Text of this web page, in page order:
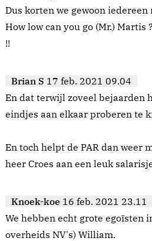
Dus korten we gewoon iedereen
How low can you go (Mr.) Martis
!!
Brian S 17 feb. 2021 09.04
En dat terwijl zoveel bejaarden
eindjes aan elkaar proberen te
En toch helpt de PAR dan weer
heer Croes aan een leuk
Knoek-koe 16 feb. 2021 23.11
We hebben echt grote egoïsten
overheids NV's) William.